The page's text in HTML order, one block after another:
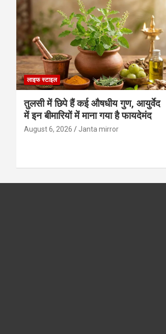
लाइफ स्टाइल
तुलसी में छिपे हैं कई औषधीय गुण, आयुर्वेद
में इन बीमारियों में माना गया है फायदेमंद
August 6, 2026 Janta mirror